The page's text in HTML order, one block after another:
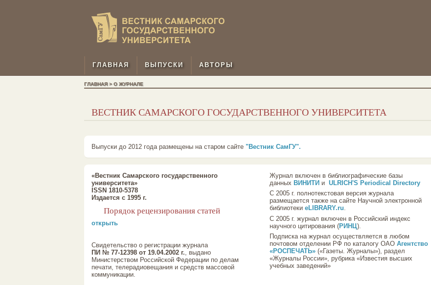
ГЛАВНАЯ ВЫПУСКИ АВТОРЫ
ГЛАВНАЯ > О ЖУРНАЛЕ
ВЕСТНИК САМАРСКОГО ГОСУДАРСТВЕННОГО УНИВЕРСИТЕТА
Выпуски до 2012 года размещены на старом сайте "Вестник СамГУ".
«Вестник Самарского государственного
университета»
ISSN 1810-5378
Издается с 1995 г.
Порядок рецензирования статей
открыть
Свидетельство о регистрации журнала
ПИ № 77-12398 от 19.04.2002 г., выдано
Министерством Российской Федерации по делам
печати, телерадиовещания и средств массовой
коммуникации.
Журнал включен в библиографические базы
данных ВИНИТИ и ULRICH'S Periodical Directory
C 2005 г. полнотекстовая версия журнала
размещается также на сайте Научной электронной
библиотеки eLIBRARY.ru.
С 2005 г. журнал включен в Российский индекс
научного цитирования (РИНЦ).
Подписка на журнал осуществляется в любом
почтовом отделении РФ по каталогу ОАО Агентство
«РОСПЕЧАТЬ» («Газеты. Журналы»), раздел
«Журналы России», рубрика «Известия высших
учебных заведений»